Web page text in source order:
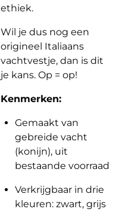
ethiek.
Wil je dus nog een
origineel Italiaans
vachtvestje, dan is dit
je kans. Op = op!
Kenmerken:
Gemaakt van
gebreide vacht
(konijn), uit
bestaande voorraad
Verkrijgbaar in drie
kleuren: zwart, grijs